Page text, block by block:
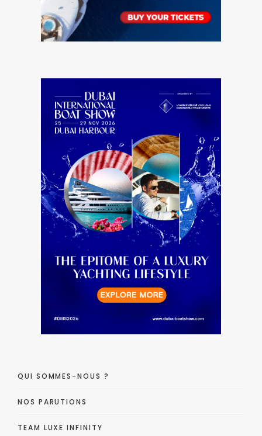
QUI SOMMES-NOUS ?
NOS PARUTIONS
TEAM LUXE INFINITY